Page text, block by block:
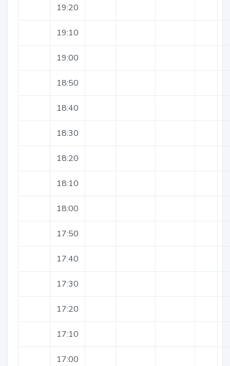
19:20
19:10
19:00
18:50
18:40
18:30
18:20
18:10
18:00
17:50
17:40
17:30
17:20
17:10
17:00